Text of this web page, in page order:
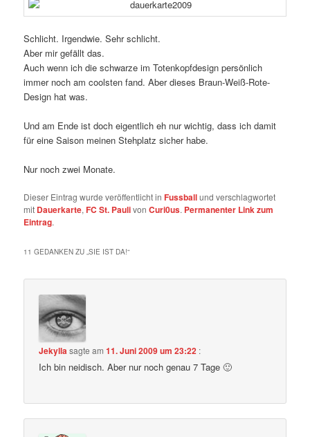
Schlicht. Irgendwie. Sehr schlicht.
Aber mir gefällt das.
Auch wenn ich die schwarze im Totenkopfdesign persönlich
immer noch am coolsten fand. Aber dieses Braun-Weiß-Rote-
Design hat was.
Und am Ende ist doch eigentlich eh nur wichtig, dass ich damit
für eine Saison meinen Stehplatz sicher habe.
Nur noch zwei Monate.
Dieser Eintrag wurde veröffentlicht inFussballund verschlagwortet
mit Dauerkarte,FC St. PaulivonCuri0us. Permanenter Link zum
Eintrag.
11 GEDANKEN ZU „SIE IST DA!“
Jekylla sagte am11. Juni 2009 um 23:22 :
Ich bin neidisch. Aber nur noch genau 7 Tage 🙂